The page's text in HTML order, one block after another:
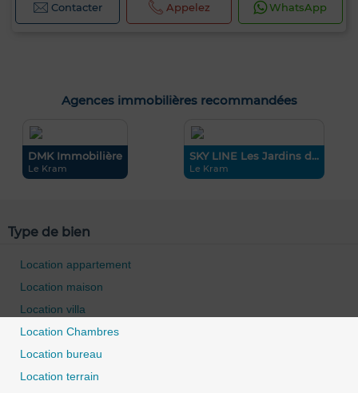
Contacter Appelez WhatsApp
Agences immobilières recommandées
DMK Immobilière
Le Kram
SKY LINE Les Jardins d...
Le Kram
Type de bien
Location appartement
Location maison
Location villa
Location Chambres
Location bureau
Location terrain